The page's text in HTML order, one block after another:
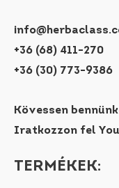
+36 (68) 411-270
+36 (30) 773-9386
Kövessen
Iratkozzon fel
TERMÉKEK: